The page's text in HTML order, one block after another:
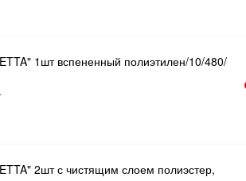
1шт вспененный полиэтилен/10/480/
2шт с чистящим слоем полиэстер,